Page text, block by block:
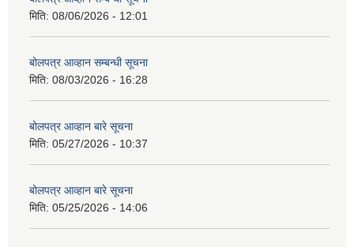
मिति: 08/06/2026 - 12:01
बोलपत्र आव्हान सम्बन्धी सूचना
मिति: 08/03/2026 - 16:28
बोलपत्र आव्हान बारे सूचना
मिति: 05/27/2026 - 10:37
बोलपत्र आव्हान बारे सूचना
मिति: 05/25/2026 - 14:06